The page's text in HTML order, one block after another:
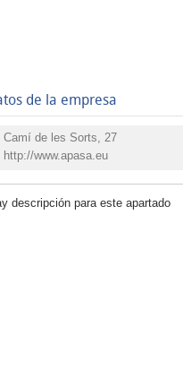
de la empresa
Camí de les Sorts, 27
http://www.apasa.eu
descripción para este apartado